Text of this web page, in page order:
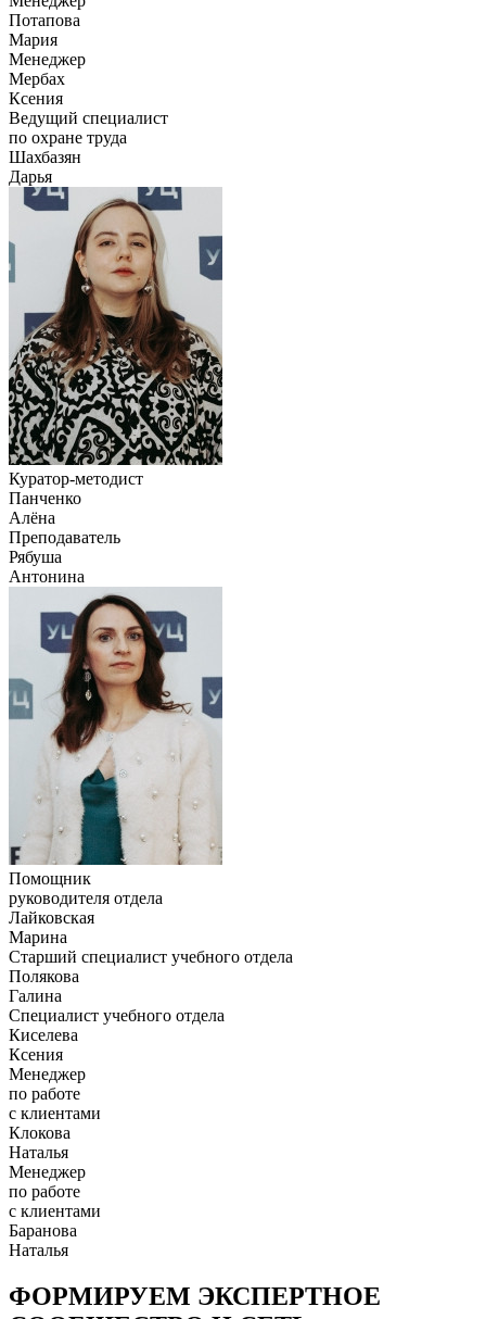
Потапова
Мария
Менеджер
Мербах
Ксения
Ведущий специалист
по охране труда
Шахбазян
Дарья
Куратор-методист
Панченко
Алёна
Преподаватель
Рябуша
Антонина
Помощник
руководителя отдела
Лайковская
Марина
Старший специалист учебного отдела
Полякова
Галина
Специалист учебного отдела
Киселева
Ксения
Менеджер
по работе
с клиентами
Клокова
Наталья
Менеджер
по работе
с клиентами
Баранова
Наталья
ФОРМИРУЕМ ЭКСПЕРТНОЕ